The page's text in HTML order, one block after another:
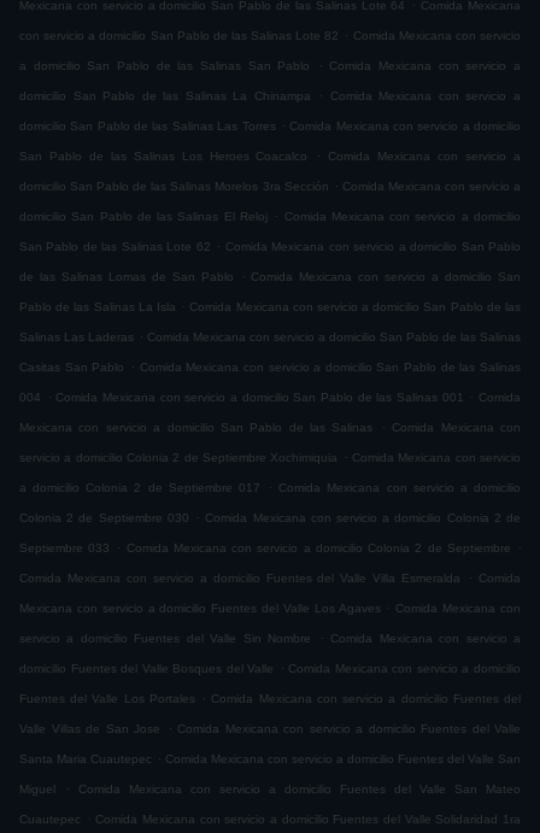
Mexicana con servicio a domicilio San Pablo de las Salinas Lote 64 Comida Mexicana
con servicio a domicilio San Pablo de las Salinas Lote 82 . Comida Mexicana con servicio
a domicilio San Pablo de las Salinas San Pablo . Comida Mexicana con servicio a
domicilio San Pablo de las Salinas La Chinampa . Comida Mexicana con servicio a
domicilio San Pablo de las Salinas Las Torres . Comida Mexicana con servicio a domicilio
San Pablo de las Salinas Los Heroes Coacalco . Comida Mexicana con servicio a
domicilio San Pablo de las Salinas Morelos 3ra Sección . Comida Mexicana con servicio a
domicilio San Pablo de las Salinas El Reloj . Comida Mexicana con servicio a domicilio
San Pablo de las Salinas Lote 62 . Comida Mexicana con servicio a domicilio San Pablo
de las Salinas Lomas de San Pablo . Comida Mexicana con servicio a domicilio San
Pablo de las Salinas La Isla . Comida Mexicana con servicio a domicilio San Pablo de las
Salinas Las Laderas . Comida Mexicana con servicio a domicilio San Pablo de las Salinas
Casitas San Pablo . Comida Mexicana con servicio a domicilio San Pablo de las Salinas
004 . Comida Mexicana con servicio a domicilio San Pablo de las Salinas 001 . Comida
Mexicana con servicio a domicilio San Pablo de las Salinas . Comida Mexicana con
servicio a domicilio Colonia 2 de Septiembre Xochimiquia . Comida Mexicana con servicio
a domicilio Colonia 2 de Septiembre 017 . Comida Mexicana con servicio a domicilio
Colonia 2 de Septiembre 030 . Comida Mexicana con servicio a domicilio Colonia 2 de
Septiembre 033 . Comida Mexicana con servicio a domicilio Colonia 2 de Septiembre .
Comida Mexicana con servicio a domicilio Fuentes del Valle Villa Esmeralda . Comida
Mexicana con servicio a domicilio Fuentes del Valle Los Agaves . Comida Mexicana con
servicio a domicilio Fuentes del Valle Sin Nombre . Comida Mexicana con servicio a
domicilio Fuentes del Valle Bosques del Valle . Comida Mexicana con servicio a domicilio
Fuentes del Valle Los Portales . Comida Mexicana con servicio a domicilio Fuentes del
Valle Villas de San Jose . Comida Mexicana con servicio a domicilio Fuentes del Valle
Santa Maria Cuautepec . Comida Mexicana con servicio a domicilio Fuentes del Valle San
Miguel . Comida Mexicana con servicio a domicilio Fuentes del Valle San Mateo
Cuautepec . Comida Mexicana con servicio a domicilio Fuentes del Valle Solidaridad 1ra